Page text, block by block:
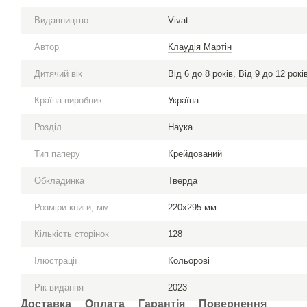
Видавництво Vivat
Автор Клаудія Мартін
Дитячий вік Від 6 до 8 років, Від 9 до 12
Країна виробник Україна
Розділ Наука
Тип паперу Крейдований
Обкладинка Тверда
Розміри книги, мм 220x295 мм
Кількість сторінок 128
Ілюстрації Кольорові
Рік видання 2023
Доставка Оплата Гарантія Повернення